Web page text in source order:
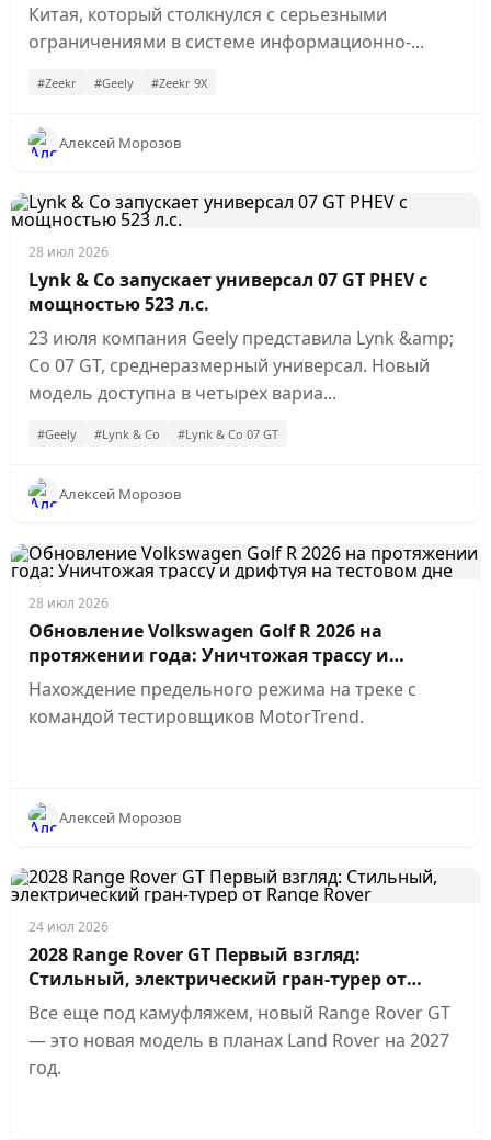
Китая, который столкнулся с серьезными
ограничениями в системе информационно-...
#Zeekr #Geely #Zeekr 9X
Алексей Морозов
28 июл 2026
Lynk & Co запускает универсал 07 GT PHEV с
мощностью 523 л.с.
23 июля компания Geely представила Lynk &amp;
Co 07 GT, среднеразмерный универсал. Новый
модель доступна в четырех вариа...
#Geely #Lynk & Co #Lynk & Co 07 GT
Алексей Морозов
28 июл 2026
Обновление Volkswagen Golf R 2026 на
протяжении года: Уничтожая трассу и
дрифтуя на тестовом дне
Нахождение предельного режима на треке с
командой тестировщиков MotorTrend.
Алексей Морозов
24 июл 2026
2028 Range Rover GT Первый взгляд:
Стильный, электрический гран-турер от
Range Rover
Все еще под камуфляжем, новый Range Rover GT
— это новая модель в планах Land Rover на 2027
год.